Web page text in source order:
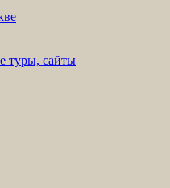
туры, сайты